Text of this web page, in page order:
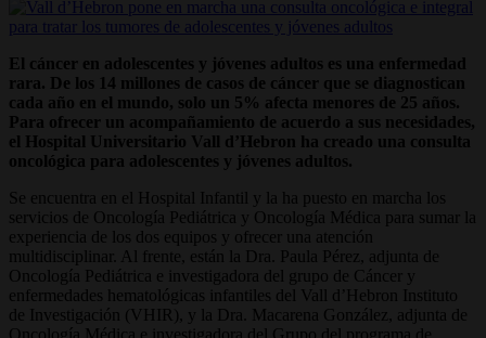
El cáncer en adolescentes y jóvenes adultos es una enfermedad
rara. De los 14 millones de casos de cáncer que se diagnostican
cada año en el mundo, solo un 5% afecta menores de 25 años.
Para ofrecer un acompañamiento de acuerdo a sus necesidades,
el Hospital Universitario Vall d’Hebron ha creado una consulta
oncológica para adolescentes y jóvenes adultos.
Se encuentra en el Hospital Infantil y la ha puesto en marcha los
servicios de Oncología Pediátrica y Oncología Médica para sumar la
experiencia de los dos equipos y ofrecer una atención
multidisciplinar. Al frente, están la Dra. Paula Pérez, adjunta de
Oncología Pediátrica e investigadora del grupo de Cáncer y
enfermedades hematológicas infantiles del Vall d’Hebron Instituto
de Investigación (VHIR), y la Dra. Macarena González, adjunta de
Oncología Médica e investigadora del Grupo del programa de